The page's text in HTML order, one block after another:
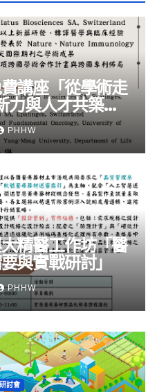
講座「從學術走
力與⼈才共築的
PHHW
精醫工作坊「醫
與實戰研討」
PHHW
研討會